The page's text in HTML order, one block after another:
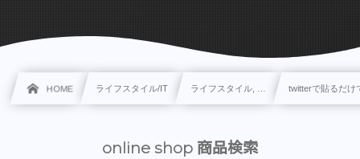
HOME ライフスタイル/IT ライフスタイル, … twitterで貼るだけ
online shop 商品検索